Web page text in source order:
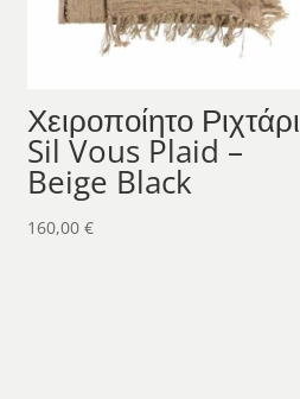
Χειροποίητο Ριχτάρι
Sil Vous Plaid –
Beige Black
160,00€